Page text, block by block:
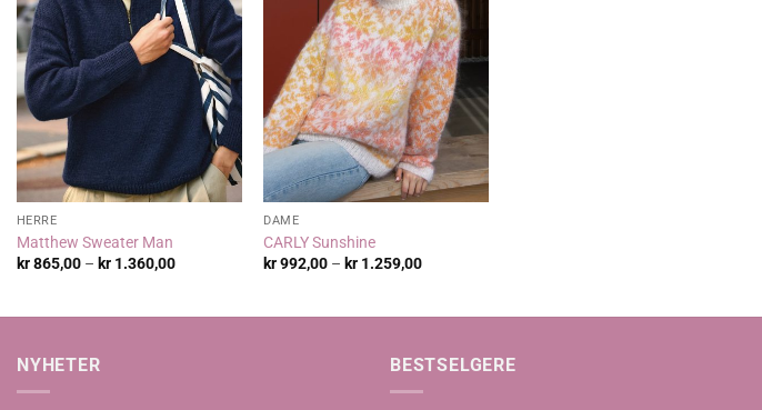
HERRE
Matthew Sweater Man
kr865,00 – kr1.360,00Prisområde:
DAME
CARLY Sunshine
kr992,00 – kr 1.259,00Prisområde:
NYHETER BESTSELGERE